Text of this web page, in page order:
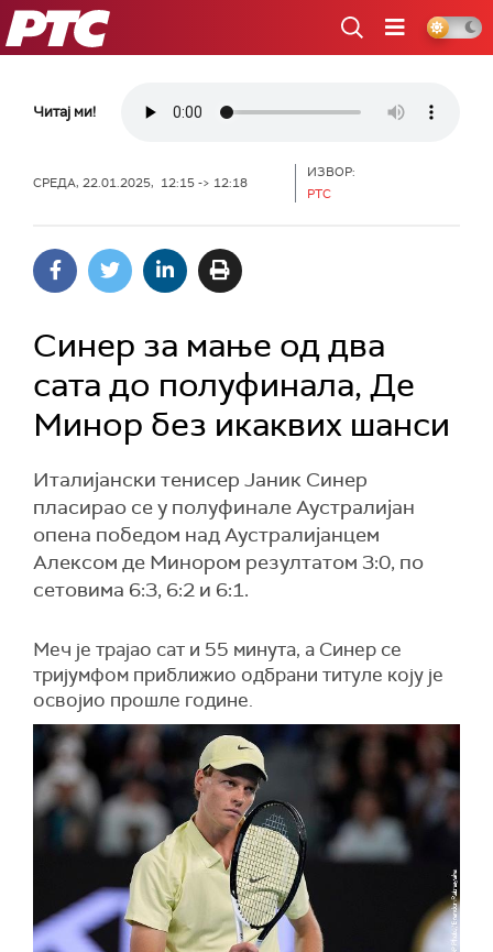
РТС
Читај ми!
СРЕДА, 22.01.2025, 12:15 -> 12:18
ИЗВОР:
РТС
Синер за мање од два
сата до полуфинала, Де
Минор без икаквих шанси
Италијански тенисер Јаник Синер
пласирао се у полуфинале Аустралијан
опена победом над Аустралијанцем
Алексом де Минором резултатом 3:0, по
сетовима 6:3, 6:2 и 6:1.
Меч је трајао сат и 55 минута, а Синер се
тријумфом приближио одбрани титуле коју је
освојио прошле године.